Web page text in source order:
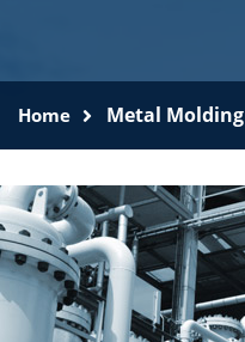
Home Metal Molding